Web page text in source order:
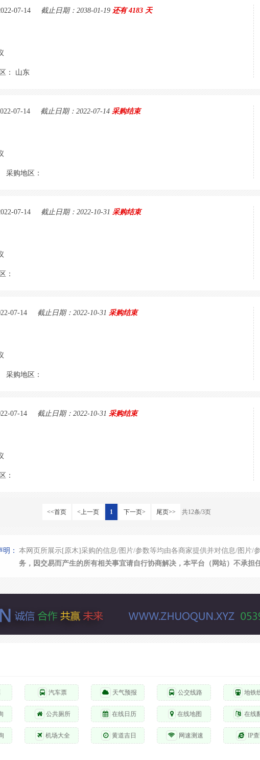
07-14 截止日期：2038-01-19 还有 4183 天
： 山东
07-14 截止日期：2022-07-14 采购结束
采购地区：
07-14 截止日期：2022-10-31 采购结束
：
07-14 截止日期：2022-10-31 采购结束
采购地区：
07-14 截止日期：2022-10-31 采购结束
：
<<首页 <上一页 1 下一页> 尾页>> 共12条/3页
： 本网页所展示[原木]采购的信息/图片/参数等均由各商家提供并对信息/图片/
务，因交易而产生的所有相关事宜请自行协商解决，本平台（网站）不承担
汽车票 天气预报 公交线路 地铁
公共厕所 在线日历 在线地图 在线
机场大全 黄道吉日 网速测速 IP